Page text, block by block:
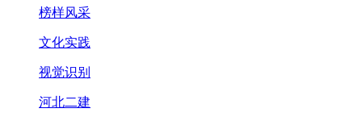
榜样风采
文化实践
视觉识别
河北二建